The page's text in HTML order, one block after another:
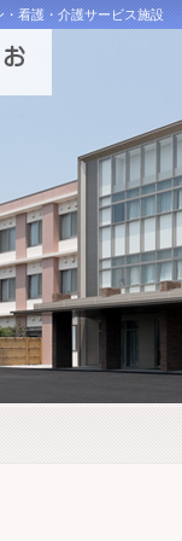
看護・介護サービス施設